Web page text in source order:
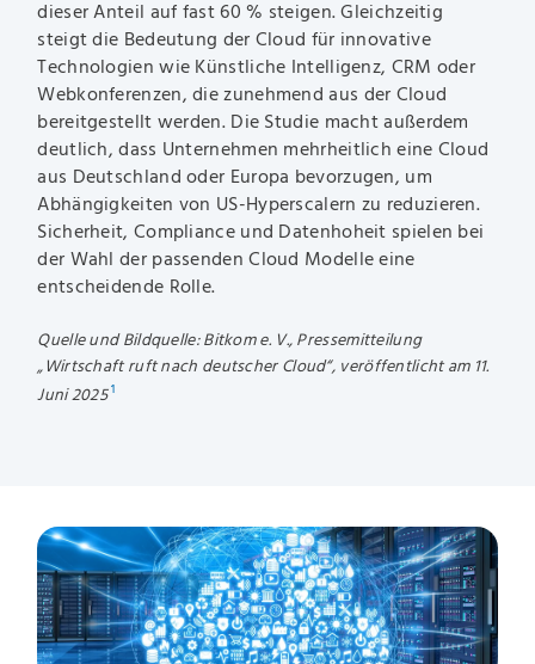
dieser Anteil auf fast 60 % steigen. Gleichzeitig
steigt die Bedeutung der Cloud für innovative
Technologien wie Künstliche Intelligenz, CRM oder
Webkonferenzen, die zunehmend aus der Cloud
bereitgestellt werden. Die Studie macht außerdem
deutlich, dass Unternehmen mehrheitlich eine Cloud
aus Deutschland oder Europa bevorzugen, um
Abhängigkeiten von US-Hyperscalern zu reduzieren.
Sicherheit, Compliance und Datenhoheit spielen bei
der Wahl der passenden Cloud Modelle eine
entscheidende Rolle.
Quelle und Bildquelle: Bitkom e. V., Pressemitteilung
„Wirtschaft ruft nach deutscher Cloud“, veröffentlicht am 11.
Juni 2025 ¹